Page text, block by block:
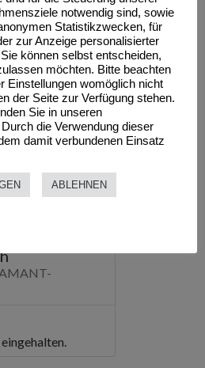
notwendig sind, sowie
Statistikzwecken, für
zur Anzeige personalisierter
können selbst entscheiden,
möchten. Bitte beachten
Einstellungen womöglich nicht
der Seite zur Verfügung stehen.
Sie in unseren
die Verwendung dieser
damit verbundenen Einsatz
ABLEHNEN